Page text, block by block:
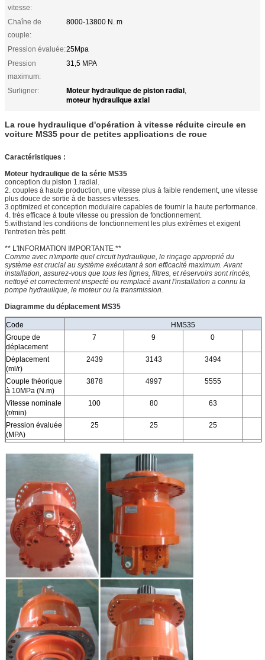
vitesse:
Chaîne de
couple:
8000-13800 N. m
Pression évaluée:25Mpa
Pression
maximum:
31,5 MPA
Surligner: Moteur hydraulique de piston radial,
moteur hydraulique axial
La roue hydraulique d'opération à vitesse réduite circule en
voiture MS35 pour de petites applications de roue
Caractéristiques :
Moteur hydraulique de la série MS35
conception du piston 1.radial.
2. couples à haute production, une vitesse plus à faible rendement, une vitesse
plus douce de sortie à de basses vitesses.
3.optimized et conception modulaire capables de fournir la haute performance.
4. très efficace à toute vitesse ou pression de fonctionnement.
5.withstand les conditions de fonctionnement les plus extrêmes et exigent
l'entretien très petit.
** L'INFORMATION IMPORTANTE **
Comme avec n'importe quel circuit hydraulique, le rinçage approprié du
système est crucial au système exécutant à son efficacité maximum. Avant
installation, assurez-vous que tous les lignes, filtres, et réservoirs sont rincés,
nettoyé et correctement inspecté ou remplacé avant l'installation a connu la
pompe hydraulique, le moteur ou la transmission.
Diagramme du déplacement MS35
Code
HMS35
Groupe de
déplacement
7 9 0
Déplacement
(ml/r)
2439 3143 3494
Couple théorique
à 10MPa (N.m)
3878 4997 5555
Vitesse nominale
(r/min)
100 80 63
Pression évaluée
(MPA)
25 25 25
(N.m)
31,5 31,5
Max.torque (N.m) 12700
Gamme de
vitesse (r/min)
0-140
Max.power
(kilowatts)
Le déplacement standard is110kW, la rotation volumétrique
prioritaire, aucune priorité est 55kW